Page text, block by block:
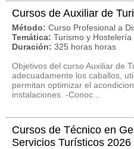
Cursos de Auxiliar de
Método: Curso Profesional a
Temática: Turismo y Hostelería
Duración: 325 horas horas
Objetivos del curso Auxiliar de
adecuadamente los caballos,
permitan optimizar el
instalaciones. -Conoc...
Cursos de Técnico en
Servicios Turísticos 2026